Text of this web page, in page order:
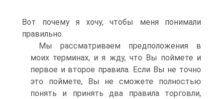
Вот почему я хочу, чтобы меня понимали
правильно.
Мы рассматриваем предположения в
моих терминах, и я жду, что Вы поймете и
первое и второе правила. Если Вы не точно
это поймете, Вы не сможете полностью
понять и принять два правила торговли,